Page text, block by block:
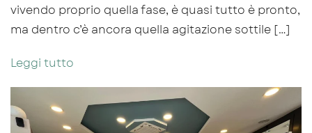
vivendo proprio quella fase, è quasi tutto è pronto,
ma dentro c’è ancora quella agitazione sottile […]
Leggi tutto